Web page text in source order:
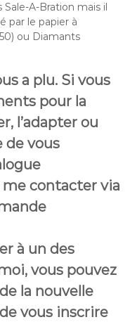
Sale-A-Bration mais il
par le papier à
ou Diamants
a plu. Si vous
pour la
l’adapter ou
de vous
me contacter via
à un des
vous pouvez
la nouvelle
de vous inscrire